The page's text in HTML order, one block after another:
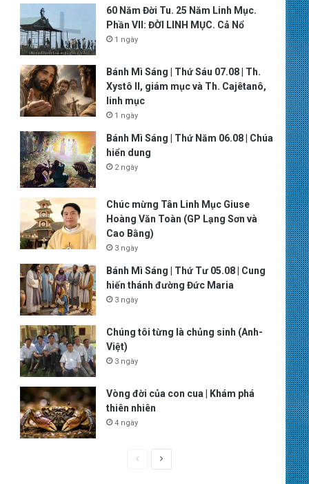
60 Năm Đời Tu. 25 Năm Linh Mục.
Phần VII: ĐỜI LINH MỤC. Cả Nổ
1 ngày
Bánh Mì Sáng | Thứ Sáu 07.08 | Th.
Xystô II, giám mục và Th. Cajêtanô,
linh mục
1 ngày
Bánh Mì Sáng | Thứ Năm 06.08 | Chúa
hiển dung
2 ngày
Chúc mừng Tân Linh Mục Giuse
Hoàng Văn Toàn (GP Lạng Sơn và
Cao Bằng)
3 ngày
Bánh Mì Sáng | Thứ Tư 05.08 | Cung
hiến thánh đường Đức Maria
3 ngày
Chúng tôi từng là chủng sinh (Anh-
Việt)
3 ngày
Vòng đời của con cua | Khám phá
thiên nhiên
4 ngày